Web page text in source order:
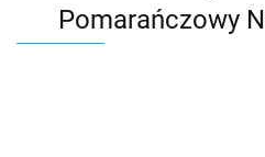
Pomarańczowy